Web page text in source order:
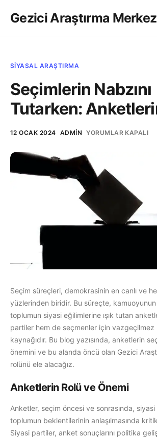
Gezici Araştırma
SIYASAL ARAŞTIRMA
Seçimlerin Nabzını
Tutarken:
12 OCAK 2024 ADMIN SEÇIMLERIN
ANKETLERIN
GÜCÜ
IÇIN
YORUMLAR KAPALI
Seçim süreçleri, demokrasinin en canlı ve
yüzlerinden biridir. Bu süreçte, kamuoyunun
toplumun siyasi eğilimlerine ışık tutan
partiler hem de seçmenler için vazgeçilmez
kaynağıdır. Bu blog yazısında, anketlerin
önemini ve bu alanda öncü olan Gezici
rolünü ele alacağız.
Anketlerin Rolü ve Önemi
Anketler, seçim öncesi ve sonrasında,
toplumun beklentilerinin anlaşılmasında
Siyasi partiler, anket sonuçlarını politika